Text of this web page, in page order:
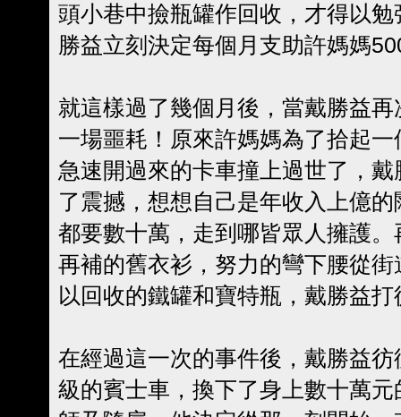
頭小巷中撿瓶罐作回收，才得以
勝益立刻決定每個月支助許媽媽
就這樣過了幾個月後，當戴勝益
一場噩耗！原來許媽媽為了拾起
急速開過來的卡車撞上過世了，
了震撼，想想自己是年收入上億
都要數十萬，走到哪皆眾人擁護
再補的舊衣衫，努力的彎下腰從
以回收的鐵罐和寶特瓶，戴勝益
在經過這一次的事件後，戴勝益
級的賓士車，換下了身上數十萬